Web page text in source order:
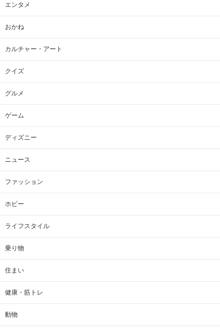
エンタメ
おかね
カルチャー・アート
クイズ
グルメ
ゲーム
ディズニー
ニュース
ファッション
ホビー
ライフスタイル
乗り物
住まい
健康・筋トレ
動物